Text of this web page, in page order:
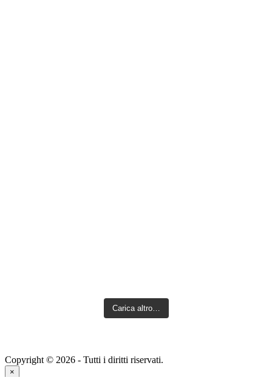
Carica altro…
Copyright © 2026 - Tutti i diritti riservati.
×